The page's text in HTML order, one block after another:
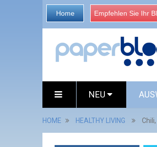
Home Empfehlen Sie Ihr
NEU
HOME HEALTHY LIVING